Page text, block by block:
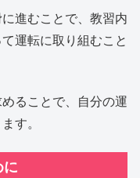
進むことで、教習内
運転に取り組むこと
ることで、自分の運
す。